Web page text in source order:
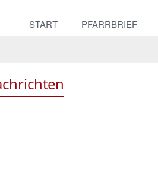
START PFARRBRIEF